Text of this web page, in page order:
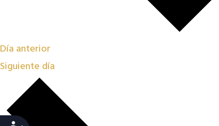
Día anterior
Siguiente día